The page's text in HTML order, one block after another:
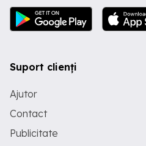
Suport clienți
Ajutor
Contact
Publicitate